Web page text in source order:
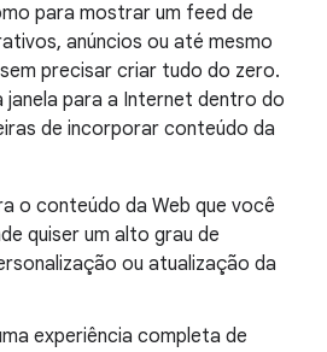
para mostrar um feed de
anúncios ou até mesmo
precisar criar tudo do zero.
janela para a Internet dentro do
de incorporar conteúdo da
o conteúdo da Web que você
quiser um alto grau de
ou atualização da
experiência completa de